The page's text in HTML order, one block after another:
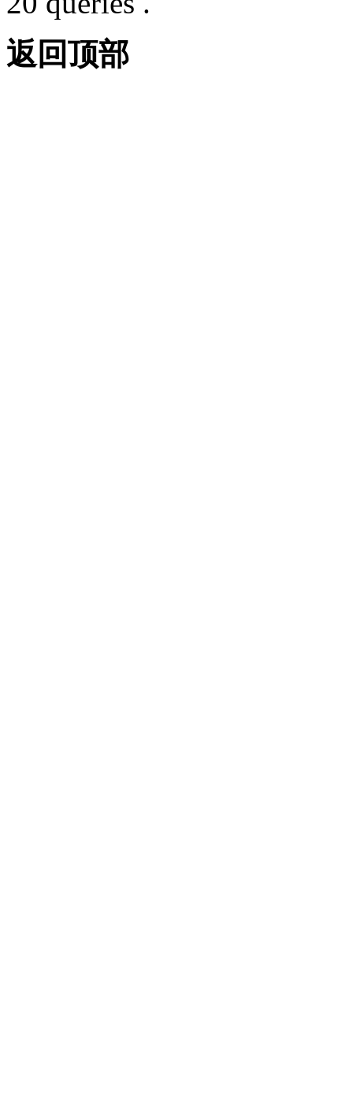
返回顶部